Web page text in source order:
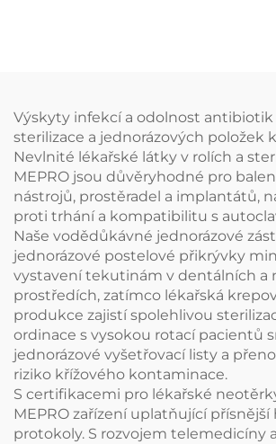
Výskyty infekcí a odolnost antibiotik
sterilizace a jednorázových položek
Nevlnité lékařské látky v rolích a
MEPRO jsou důvěryhodné pro
nástrojů, prostěradel a implantátů,
proti trhání a kompatibilitu s
Naše vodědůkávné jednorázové
jednorázové postelové přikrývky
vystavení tekutinám v dentálních a
prostředích, zatímco lékařská
produkce zajistí spolehlivou
ordinace s vysokou rotací pacientů
jednorázové vyšetřovací listy a
riziko křížového kontaminace.
S certifikacemi pro lékařské
MEPRO zařízení uplatňující
protokoly. S rozvojem telemedicíny